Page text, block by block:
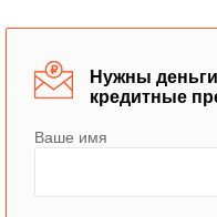
Нужны
кредитные
Ваше имя